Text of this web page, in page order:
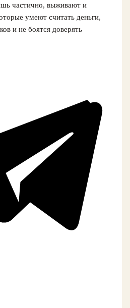
частично, выживают и
умеют считать деньги,
и не боятся доверять